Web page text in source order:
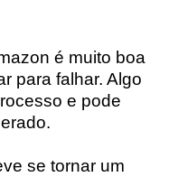
é muito boa
para falhar. Algo
e pode
se tornar um